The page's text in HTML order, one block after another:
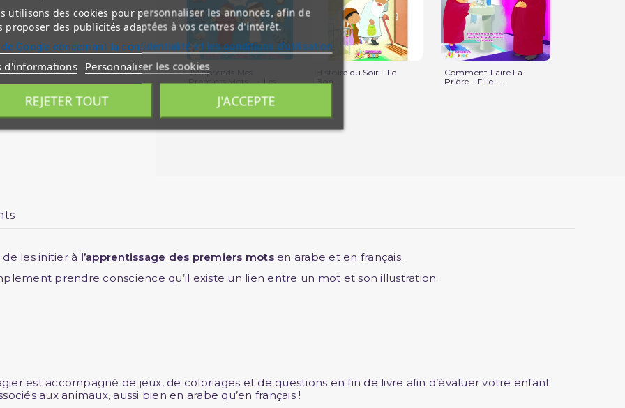
J'Apprends Mes
Premiers Mots... - Les...
Histoire du Soir - Le
Bon...
Comment Faire La
Prière - Fille -...
les initier à l’apprentissage des premiers motsen arabe et en français.
prendre conscience qu’il existe un lien entre un mot et son illustration.
est accompagné de jeux, de coloriages et de questions en fin de livre afin d’évaluer votre enfant
aux animaux, aussi bien en arabe qu’en français !
utilisons des cookies pour personnaliser les annonces, afin de
proposer des publicités adaptées à vos centres d'intérêt.
Google concernant la confidentialité et les conditions d'utilisation
d'informations Personnaliser les cookies
REJETER TOUT J'ACCEPTE